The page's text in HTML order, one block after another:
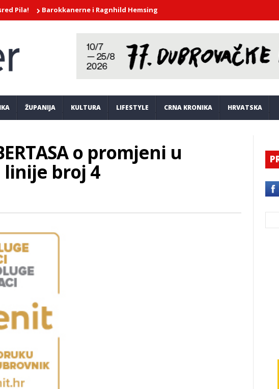
Barokkanerne i Ragnhild Hemsing donijeli duh barokne glazbe u atrij
ŽUPANIJA KULTURA LIFESTYLE CRNA KRONIKA HRVATSKA
o promjeni u
broj 4